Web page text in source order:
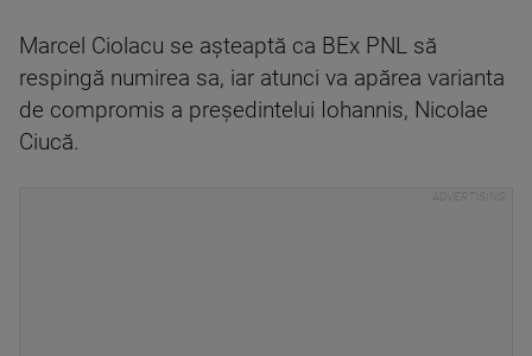
Marcel Ciolacu se așteaptă ca BEx PNL să
respingă numirea sa, iar atunci va apărea varianta
de compromis a președintelui Iohannis, Nicolae
Ciucă.